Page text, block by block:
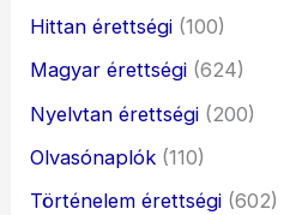
Hittan érettségi (100)
Magyar érettségi (624)
Nyelvtan érettségi (200)
Olvasónaplók (110)
Történelem érettségi (602)